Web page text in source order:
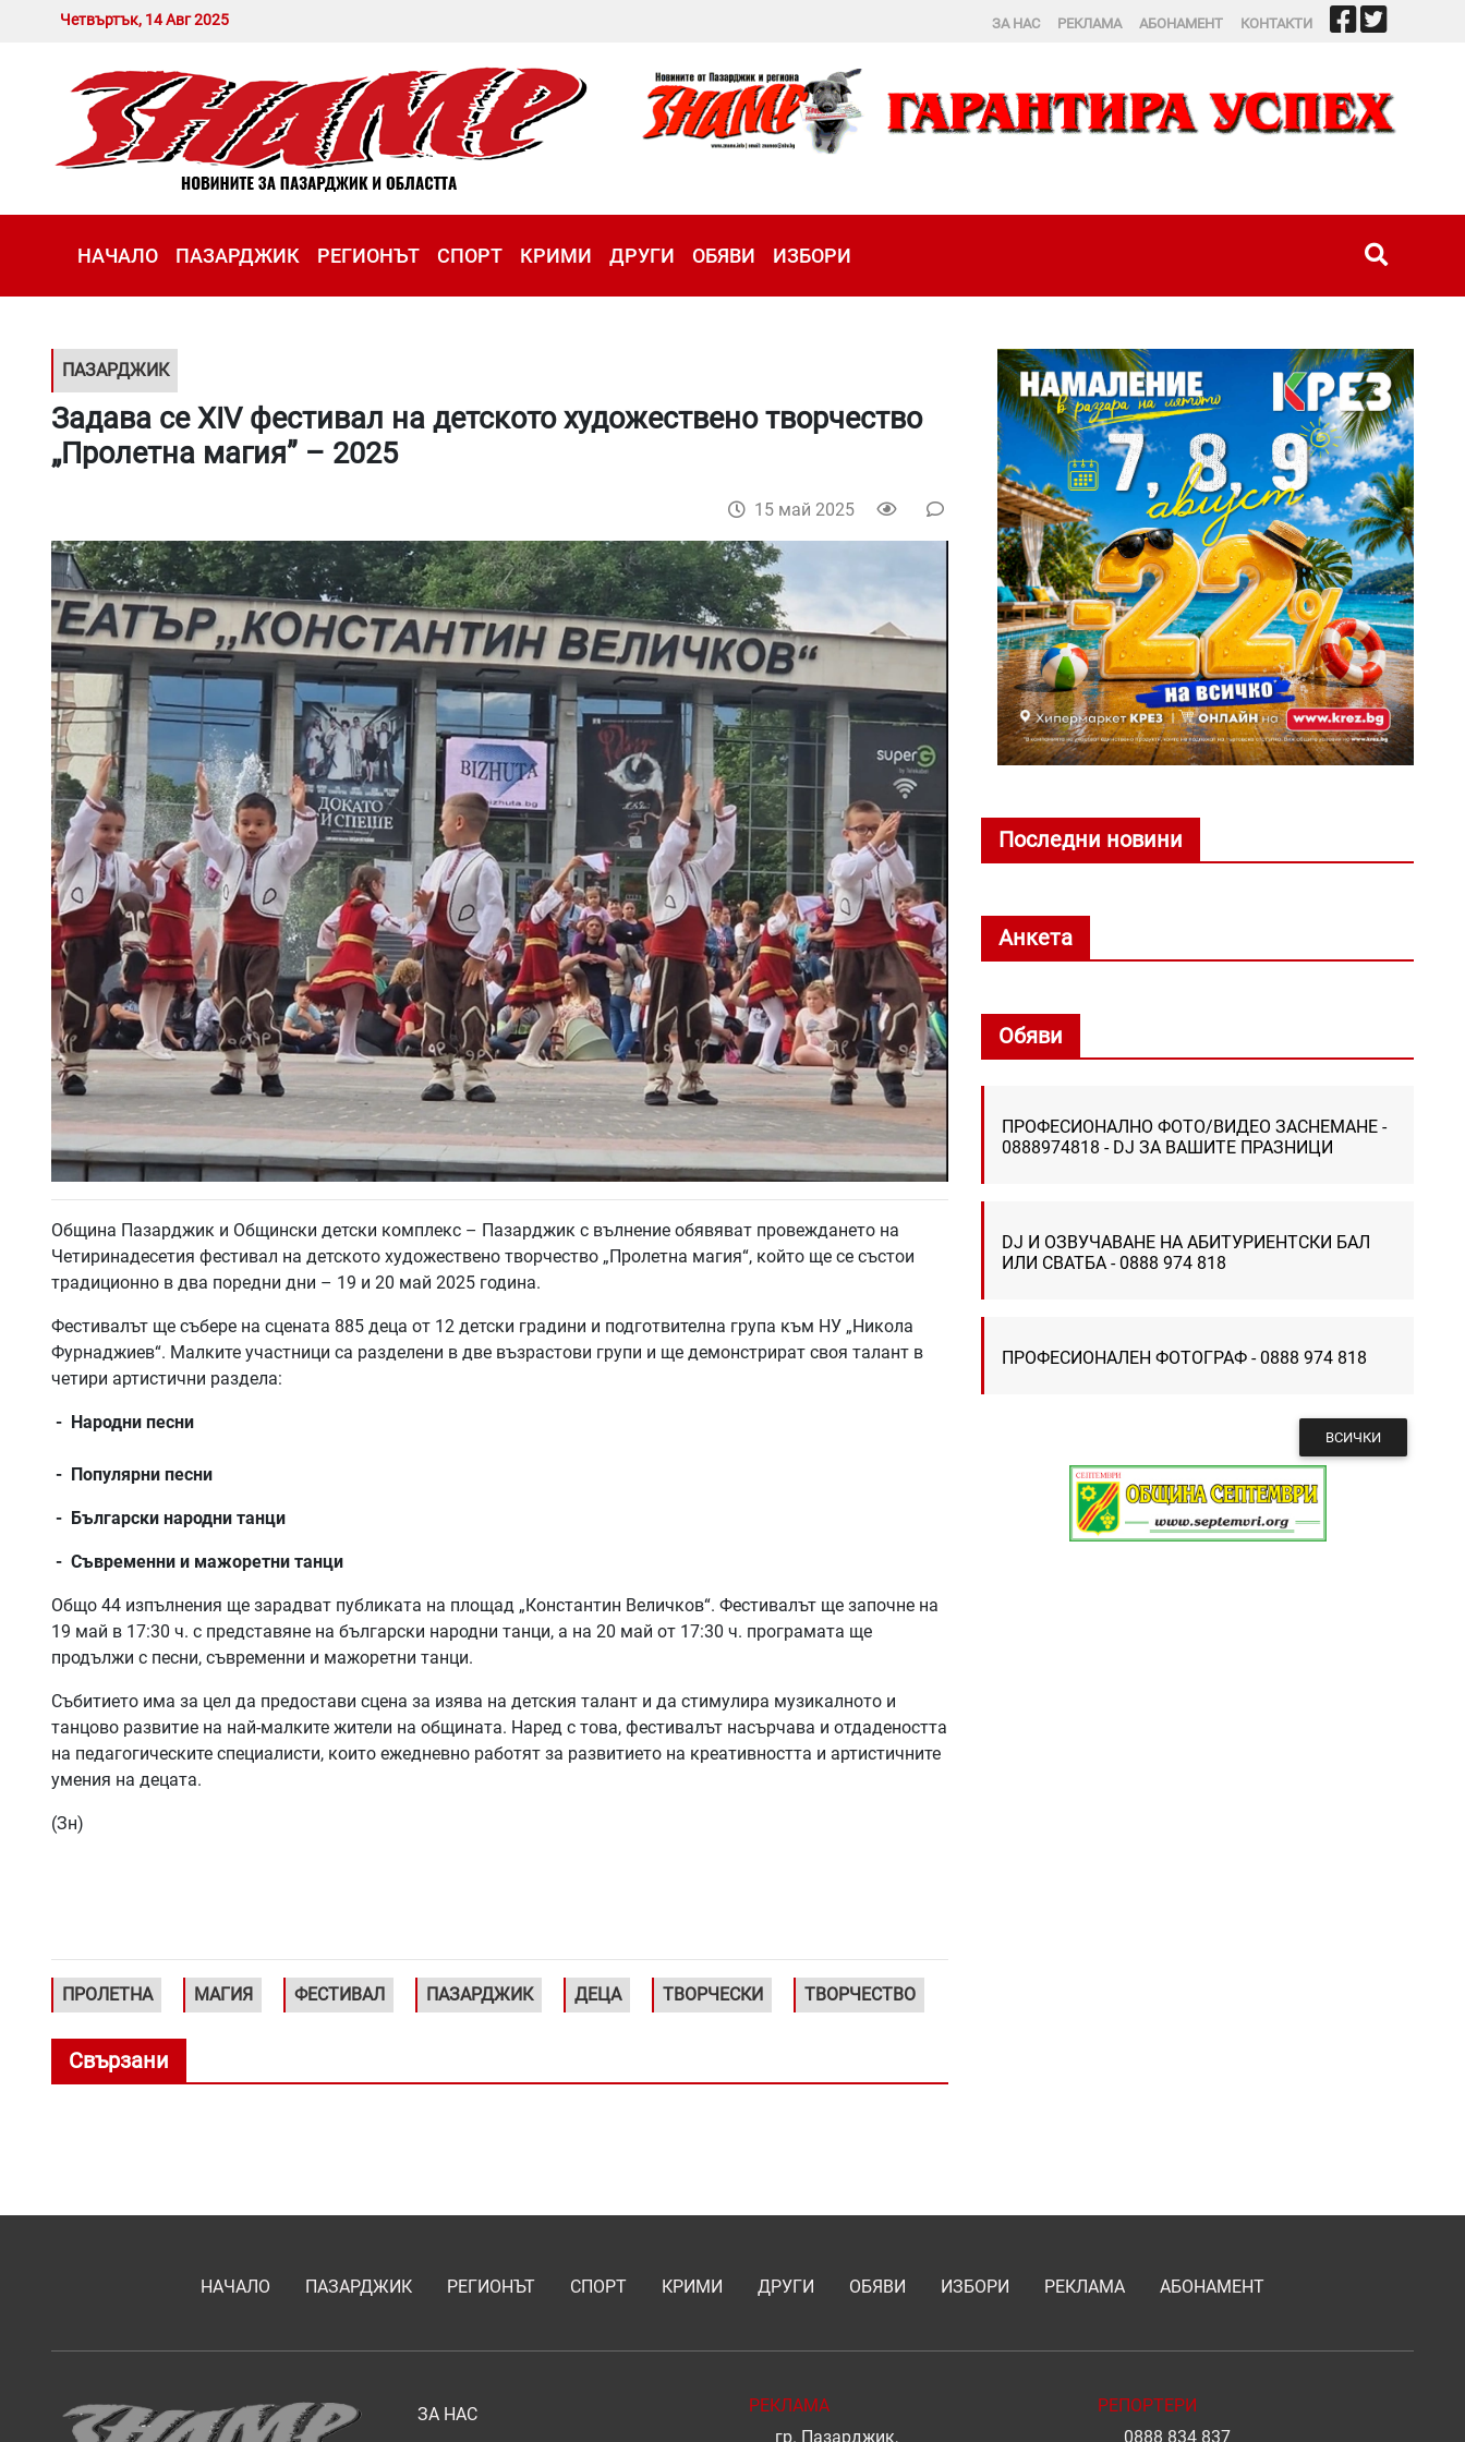
Четвъртък, 14 Авг 2025 ЗА НАС РЕКЛАМА АБОНАМЕНТ КОНТАКТИ
НАЧАЛО ПАЗАРДЖИК РЕГИОНЪТ СПОРТ КРИМИ ДРУГИ ОБЯВИ ИЗБОРИ
ПАЗАРДЖИК
Задава се XIV фестивал на детското художествено творчество
„Пролетна магия” – 2025
15 май 2025
Община Пазарджик и Общински детски комплекс – Пазарджик с вълнение обявяват провеждането на
Четиринадесетия фестивал на детското художествено творчество „Пролетна магия“, който ще се състои
традиционно в два поредни дни – 19 и 20 май 2025 година.
Фестивалът ще събере на сцената 885 деца от 12 детски градини и подготвителна група към НУ „Никола
Фурнаджиев“. Малките участници са разделени в две възрастови групи и ще демонстрират своя талант в
четири артистични раздела:
- Народни песни
- Популярни песни
- Български народни танци
- Съвременни и мажоретни танци
Общо 44 изпълнения ще зарадват публиката на площад „Константин Величков“. Фестивалът ще започне на
19 май в 17:30 ч. с представяне на български народни танци, а на 20 май от 17:30 ч. програмата ще
продължи с песни, съвременни и мажоретни танци.
Събитието има за цел да предостави сцена за изява на детския талант и да стимулира музикалното и
танцово развитие на най-малките жители на общината. Наред с това, фестивалът насърчава и отдадеността
на педагогическите специалисти, които ежедневно работят за развитието на креативността и артистичните
умения на децата.
(Зн)
ПРОЛЕТНА МАГИЯ ФЕСТИВАЛ ПАЗАРДЖИК ДЕЦА ТВОРЧЕСКИ ТВОРЧЕСТВО
Свързани
Последни новини
Анкета
Обяви
ПРОФЕСИОНАЛНО ФОТО/ВИДЕО ЗАСНЕМАНЕ -
0888974818 - DJ ЗА ВАШИТЕ ПРАЗНИЦИ
DJ И ОЗВУЧАВАНЕ НА АБИТУРИЕНТСКИ БАЛ
ИЛИ СВАТБА - 0888 974 818
ПРОФЕСИОНАЛЕН ФОТОГРАФ - 0888 974 818
ВСИЧКИ
НАЧАЛО ПАЗАРДЖИК РЕГИОНЪТ СПОРТ КРИМИ ДРУГИ ОБЯВИ ИЗБОРИ РЕКЛАМА АБОНАМЕНТ
ЗА НАС
РЕКЛАМА
гр. Пазарджик,
РЕПОРТЕРИ
0888 834 837